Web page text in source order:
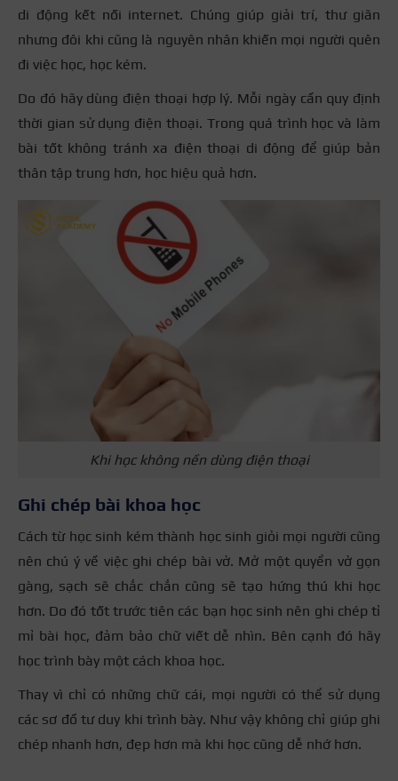
di động kết nối internet. Chúng giúp giải trí, thư giãn
nhưng đôi khi cũng là nguyên nhân khiến mọi người quên
đi việc học, học kém.
Do đó hãy dùng điện thoại hợp lý. Mỗi ngày cần quy định
thời gian sử dụng điện thoại. Trong quá trình học và làm
bài tốt không tránh xa điện thoại di động để giúp bản
thân tập trung hơn, học hiệu quả hơn.
Khi học không nền dùng điện thoại
Ghi chép bài khoa học
Cách từ học sinh kém thành học sinh giỏi mọi người cũng
nên chú ý về việc ghi chép bài vở. Mở một quyển vở gọn
gàng, sạch sẽ chắc chắn cũng sẽ tạo hứng thú khi học
hơn. Do đó tốt trước tiên các bạn học sinh nên ghi chép tỉ
mỉ bài học, đảm bảo chữ viết dễ nhìn. Bên cạnh đó hãy
học trình bày một cách khoa học.
Thay vì chỉ có những chữ cái, mọi người có thể sử dụng
các sơ đồ tư duy khi trình bày. Như vậy không chỉ giúp ghi
chép nhanh hơn, đẹp hơn mà khi học cũng dễ nhớ hơn.